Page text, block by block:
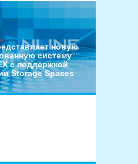
новую
систему
с поддержкой
Storage Spaces